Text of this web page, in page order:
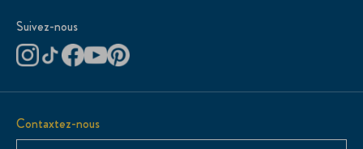
Suivez-nous
Contaxtez-nous